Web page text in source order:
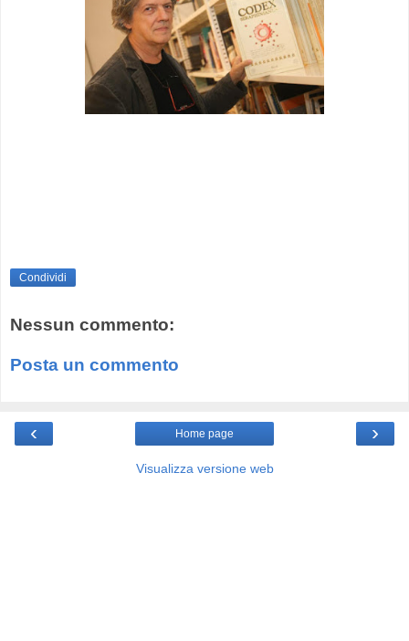
Condividi
Nessun commento:
Posta un commento
‹ ›
Home page
Visualizza versione web